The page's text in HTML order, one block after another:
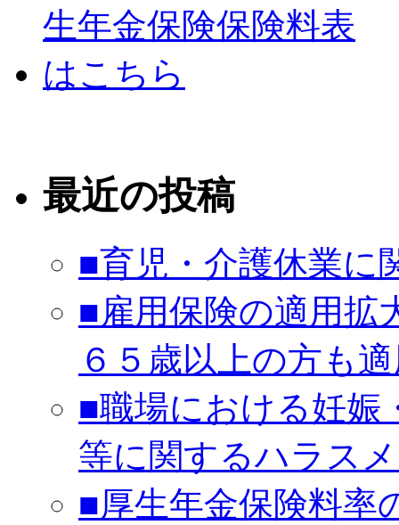
最近の投稿
■育児・介護休業に
■雇用保険の適用拡
６５歳以上の方も
■職場における妊娠
等に関するハラス
■厚生年金保険料率